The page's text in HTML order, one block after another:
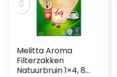
Melitta Aroma
Filterzakken
Natuurbruin 1×4, 80